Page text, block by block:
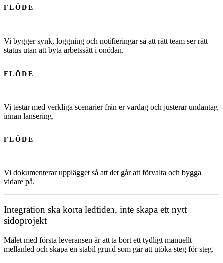
FLÖDE
Vi bygger synk, loggning och notifieringar så att rätt team ser rätt
status utan att byta arbetssätt i onödan.
FLÖDE
Vi testar med verkliga scenarier från er vardag och justerar undantag
innan lansering.
FLÖDE
Vi dokumenterar upplägget så att det går att förvalta och bygga
vidare på.
Integration ska korta ledtiden, inte skapa ett nytt
sidoprojekt
Målet med första leveransen är att ta bort ett tydligt manuellt
mellanled och skapa en stabil grund som går att utöka steg för steg.